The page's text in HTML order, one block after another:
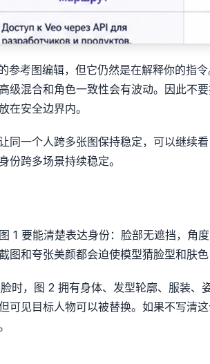
考图编辑，但它仍然是在解释你的指
级混合和角色一致性会有波动。因此不
在安全边界内。
同一个人跨多张图保持稳定，可以继续看
份跨多场景持续稳定。
1 要能清楚表达身份：脸部无遮挡，角
图和夸张美颜都会迫使模型猜脸型和肤
时，图 2 拥有身体、发型轮廓、服装、
可见目标人物可以被替换。如果不写清